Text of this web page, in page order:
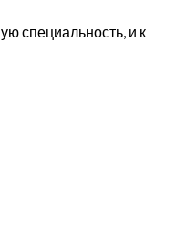
специальность, и к